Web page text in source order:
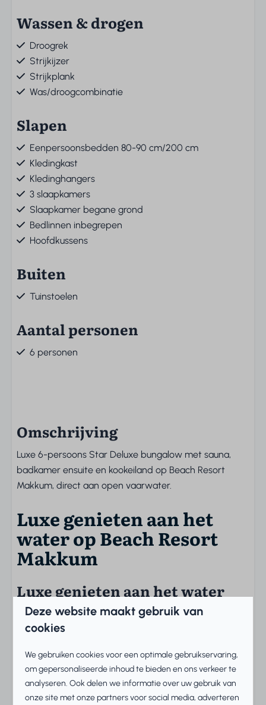
Wassen & drogen
Droogrek
Strijkijzer
Strijkplank
Was/droogcombinatie
Slapen
Eenpersoonsbedden 80-90 cm/200 cm
Kledingkast
Kledinghangers
3 slaapkamers
Slaapkamer begane grond
Bedlinnen inbegrepen
Hoofdkussens
Buiten
Tuinstoelen
Aantal personen
6 personen
Omschrijving
Luxe 6-persoons Star Deluxe bungalow met sauna,
badkamer ensuite en kookeiland op Beach Resort
Makkum, direct aan open vaarwater.
Luxe genieten aan het
water op Beach Resort
Makkum
Luxe genieten aan het water
In deze vernieuwdeStar Deluxe bungalow met sauna
ervaar je pure ontspanning en comfort. De vrijstaande,
ligt direct aan open vaarwater. Dankzij de
openslaande deuren naar het terras en de grote tuin
geniet je van het buitenleven, terwijl binnen de
Deze website maakt gebruik van
cookies
We gebruiken cookies voor een optimale gebruikservaring,
om gepersonaliseerde inhoud te bieden en ons verkeer te
analyseren. Ook delen we informatie over uw gebruik van
onze site met onze partners voor social media, adverteren